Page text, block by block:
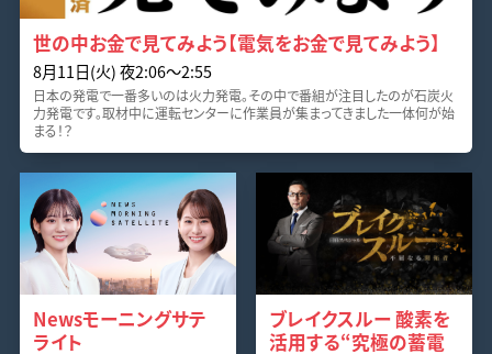
世の中お金で見てみよう【電気をお金で見てみよう】
8月11日(火) 夜2:06〜2:55
日本の発電で一番多いのは火力発電。その中で番組が注目したのが石炭火
力発電です。取材中に運転センターに作業員が集まってきました一体何が始
まる！？
Newsモーニングサテ
ライト
ブレイクスルー 酸素を
活用する“究極の蓄電